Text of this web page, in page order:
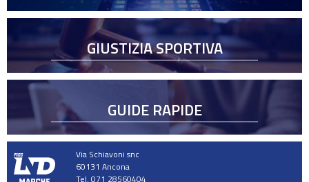
GIUSTIZIA SPORTIVA
GUIDE RAPIDE
Via Schiavoni snc
60131 Ancona
Tel. 071 28560404